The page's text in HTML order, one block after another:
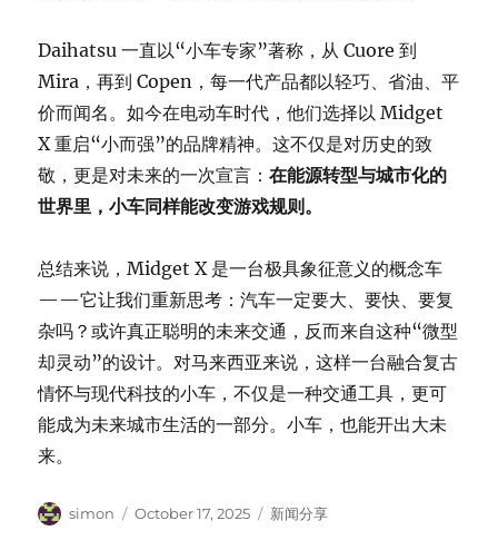
Daihatsu 一直以“小车专家”著称，从 Cuore 到
Mira，再到 Copen，每一代产品都以轻巧、省油、平
价而闻名。如今在电动车时代，他们选择以 Midget
X 重启“小而强”的品牌精神。这不仅是对历史的致
敬，更是对未来的一次宣言：在能源转型与城市化的
世界里，小车同样能改变游戏规则。
总结来说，Midget X 是一台极具象征意义的概念车
——它让我们重新思考：汽车一定要大、要快、要复
杂吗？或许真正聪明的未来交通，反而来自这种“微型
却灵动”的设计。对马来西亚来说，这样一台融合复古
情怀与现代科技的小车，不仅是一种交通工具，更可
能成为未来城市生活的一部分。小车，也能开出大未
来。
Author
simon
Posted
October 17, 2025 Categories
新闻分享